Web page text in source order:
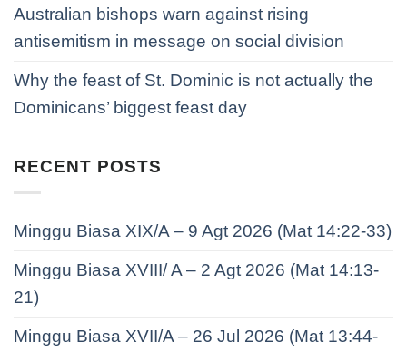
Australian bishops warn against rising
antisemitism in message on social division
Why the feast of St. Dominic is not actually the
Dominicans’ biggest feast day
RECENT POSTS
Minggu Biasa XIX/A – 9 Agt 2026 (Mat 14:22-33)
Minggu Biasa XVIII/ A – 2 Agt 2026 (Mat 14:13-
21)
Minggu Biasa XVII/A – 26 Jul 2026 (Mat 13:44-